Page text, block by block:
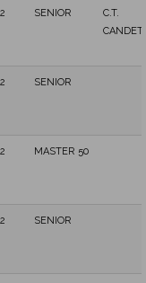
SENIOR
C.T.
SENIOR
MASTER 50
SENIOR